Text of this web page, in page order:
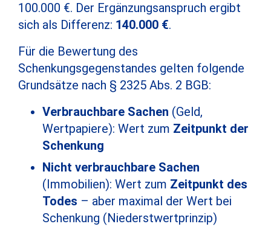
100.000 €. Der Ergänzungsanspruch ergibt
sich als Differenz: 140.000 €.
Für die Bewertung des
Schenkungsgegenstandes gelten folgende
Grundsätze nach § 2325 Abs. 2 BGB:
Verbrauchbare Sachen (Geld,
Wertpapiere): Wert zum Zeitpunkt der
Schenkung
Nicht verbrauchbare Sachen
(Immobilien): Wert zum Zeitpunkt des
Todes – aber maximal der Wert bei
Schenkung (Niederstwertprinzip)